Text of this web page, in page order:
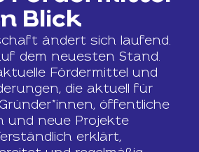
Blick
ändert sich laufend.
dem neuesten Stand.
Fördermittel und
die aktuell für
öffentliche
und neue Projekte
erklärt,